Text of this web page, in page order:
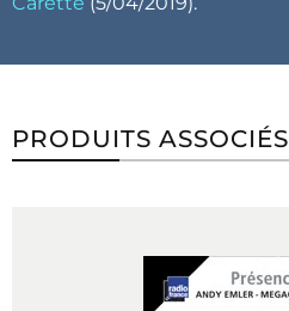
PRODUITS ASSOCIÉS